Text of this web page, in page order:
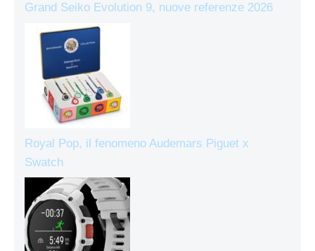
Grand Seiko Evolution 9, nuove referenze 2026
Royal Pop, il fenomeno Audemars Piguet x
Swatch